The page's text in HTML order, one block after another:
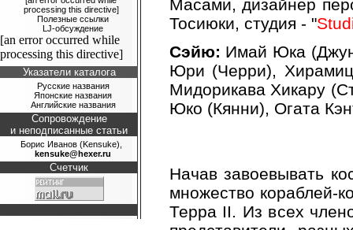
processing this directive]
Полезные ссылки
LJ-обсуждение
[an error occurred while
processing this directive]
Указатели каталога
Русские названия
Японские названия
Английские названия
Сопровождение
и неподписанные статьи
Борис Иванов (Kensuke),
kensuke@hexer.ru
Счетчик
Масами, дизайнер
Тосиюки, студия - "
Сэйю: Имай Юка
Юри (Черри),
Мидорикава Хикару
Юко (Кянни), Огата
Начав завоевывать
множество кораблей-
Терра II. Из всех